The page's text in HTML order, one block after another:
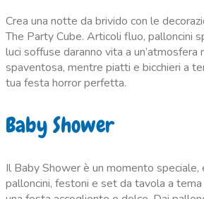
Crea una notte da brivido con le
The Party Cube. Articoli fluo, palloncini
luci soffuse daranno vita a un’atmosfera
spaventosa, mentre piatti e bicchieri a
tua festa horror perfetta.
Baby Shower
Il Baby Shower è un momento speciale,
palloncini, festoni e set da tavola a